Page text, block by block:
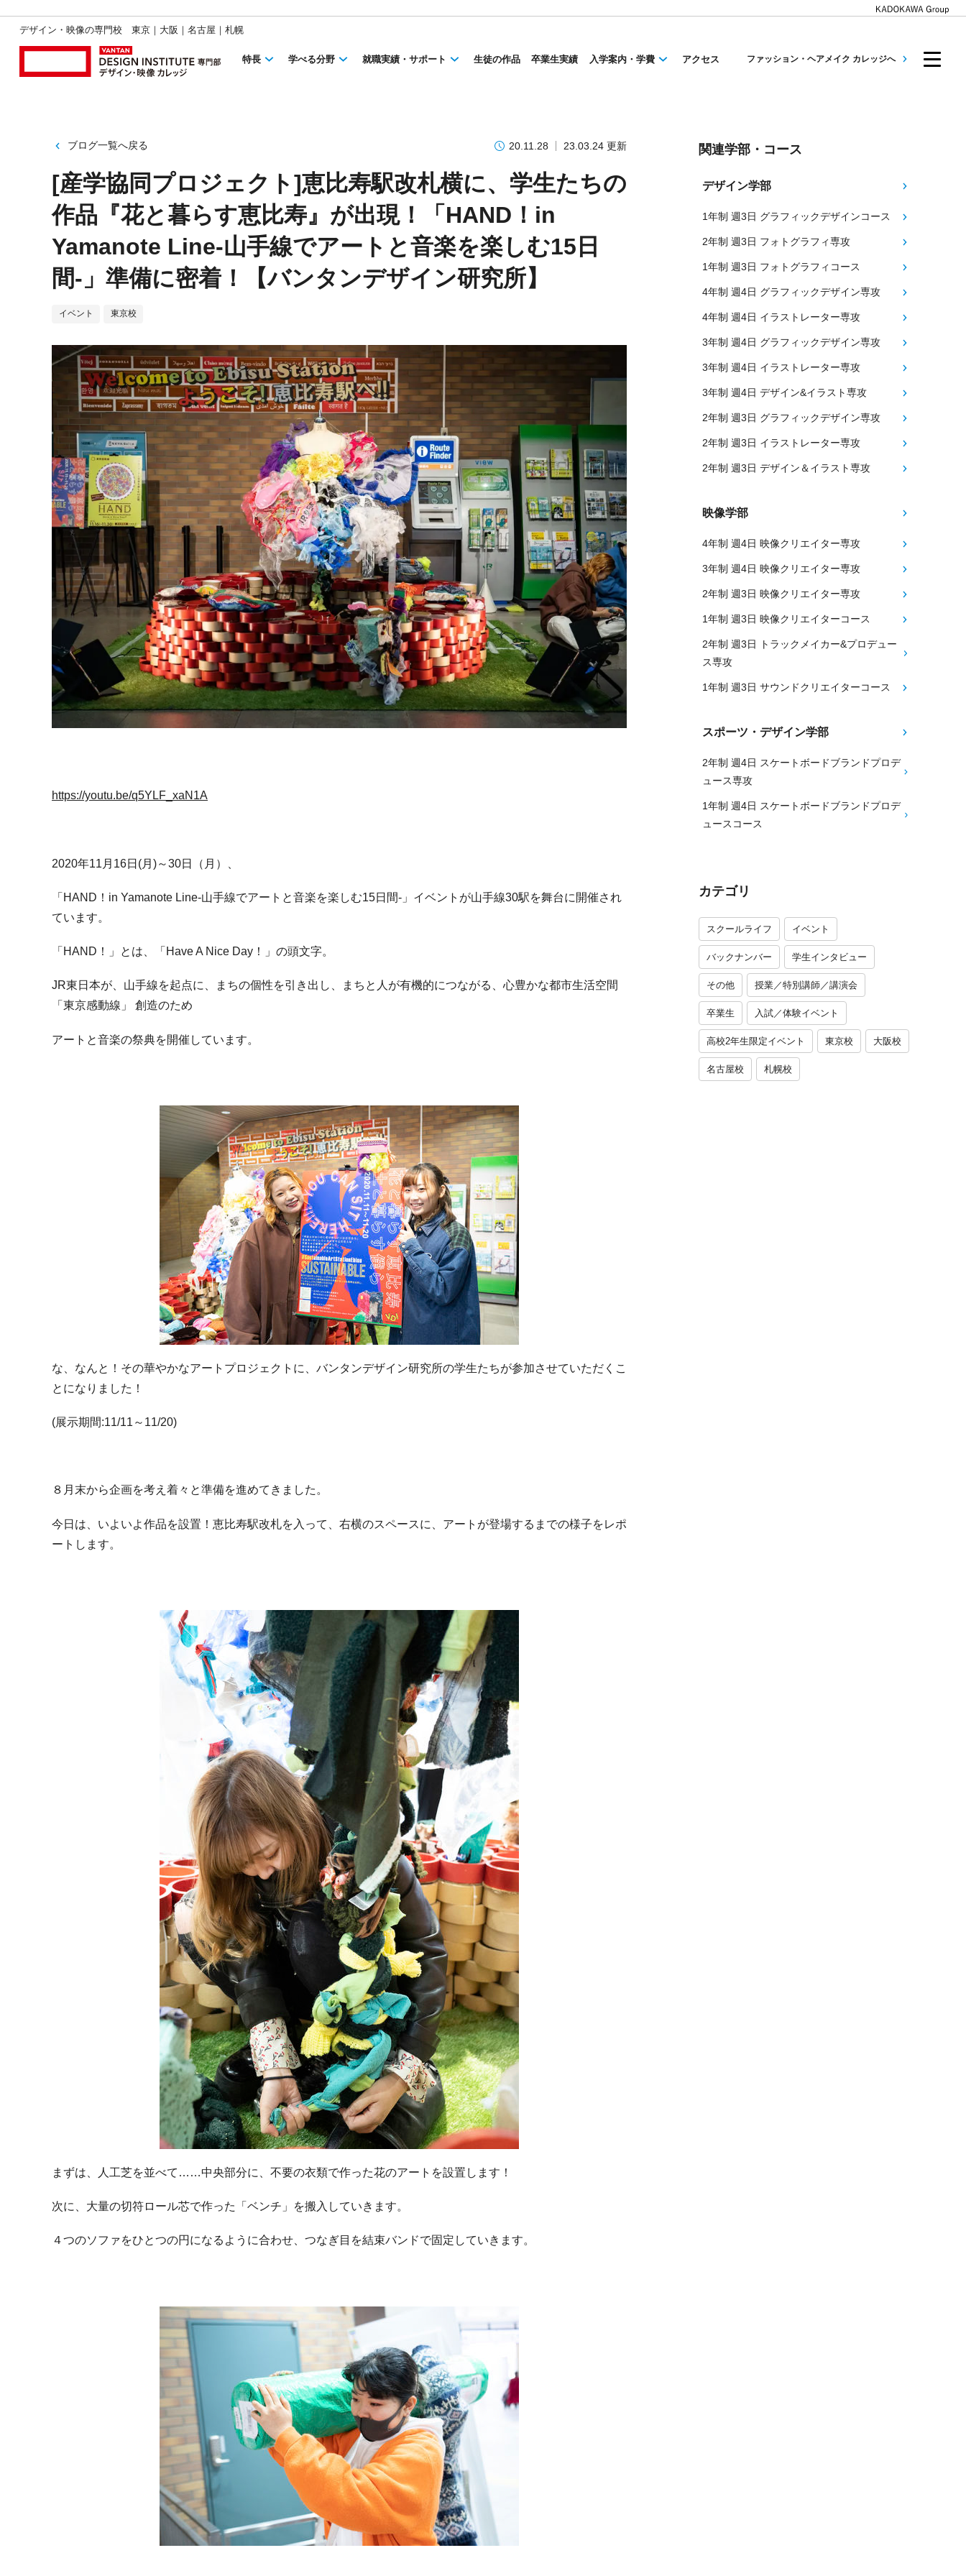
デザイン・映像の専門校 東京｜大阪｜名古屋｜札幌
特長 学べる分野 就職実績・サポート 生徒の作品 卒業生実績 入学案内・学費 アクセス ファッション・ヘアメイク カレッジへ
ブログ一覧へ戻る 20.11.28 23.03.24 更新
[産学協同プロジェクト]恵比寿駅改札横に、学生たちの
作品『花と暮らす恵比寿』が出現！「HAND！in
Yamanote Line‐山手線でアートと音楽を楽しむ15日
間‐」準備に密着！【バンタンデザイン研究所】
イベント 東京校
https://youtu.be/q5YLF_xaN1A
2020年11月16日(月)～30日（月）、
「HAND！in Yamanote Line‐山手線でアートと音楽を楽しむ15日間‐」イベントが山手線30駅を舞台に開催され
ています。
「HAND！」とは、「Have A Nice Day！」の頭文字。
JR東日本が、山手線を起点に、まちの個性を引き出し、まちと人が有機的につながる、心豊かな都市生活空間
「東京感動線」 創造のため
アートと音楽の祭典を開催しています。
な、なんと！その華やかなアートプロジェクトに、バンタンデザイン研究所の学生たちが参加させていただくこ
とになりました！
(展示期間:11/11～11/20)
８月末から企画を考え着々と準備を進めてきました。
今日は、いよいよ作品を設置！恵比寿駅改札を入って、右横のスペースに、アートが登場するまでの様子をレポ
ートします。
まずは、人工芝を並べて……中央部分に、不要の衣類で作った花のアートを設置します！
次に、大量の切符ロール芯で作った「ベンチ」を搬入していきます。
４つのソファをひとつの円になるように合わせ、つなぎ目を結束バンドで固定していきます。
関連学部・コース
デザイン学部
1年制 週3日 グラフィックデザインコース
2年制 週3日 フォトグラフィ専攻
1年制 週3日 フォトグラフィコース
4年制 週4日 グラフィックデザイン専攻
4年制 週4日 イラストレーター専攻
3年制 週4日 グラフィックデザイン専攻
3年制 週4日 イラストレーター専攻
3年制 週4日 デザイン&イラスト専攻
2年制 週3日 グラフィックデザイン専攻
2年制 週3日 イラストレーター専攻
2年制 週3日 デザイン＆イラスト専攻
映像学部
4年制 週4日 映像クリエイター専攻
3年制 週4日 映像クリエイター専攻
2年制 週3日 映像クリエイター専攻
1年制 週3日 映像クリエイターコース
2年制 週3日 トラックメイカー&プロデュー
ス専攻
1年制 週3日 サウンドクリエイターコース
スポーツ・デザイン学部
2年制 週4日 スケートボードブランドプロデ
ュース専攻
1年制 週4日 スケートボードブランドプロデ
ュースコース
カテゴリ
スクールライフ イベント
バックナンバー 学生インタビュー
その他 授業／特別講師／講演会
卒業生 入試／体験イベント
高校2年生限定イベント 東京校 大阪校
名古屋校 札幌校